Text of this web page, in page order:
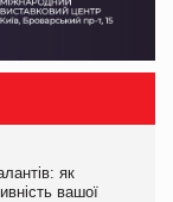
як
вашої